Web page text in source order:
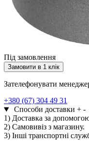
Під замовлення
Замовити в 1 клік
Зателефонувати
+380 (67) 304 49 31
Способи доставки + -
1) Доставка за
2) Самовивіз з магазину.
3) Інші транспортні